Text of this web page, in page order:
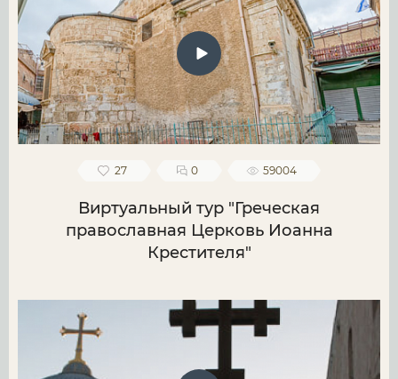
27 0 59004
Виртуальный тур "Греческая
православная Церковь Иоанна
Крестителя"